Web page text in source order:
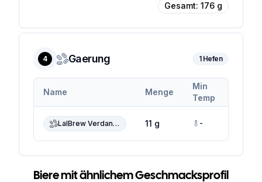
Gesamt: 176 g
4 Gaerung 1Hefen
Name Menge
Min
Temp
LalBrew Verdant IPA 11 g -
Biere mit ähnlichem Geschmacksprofil